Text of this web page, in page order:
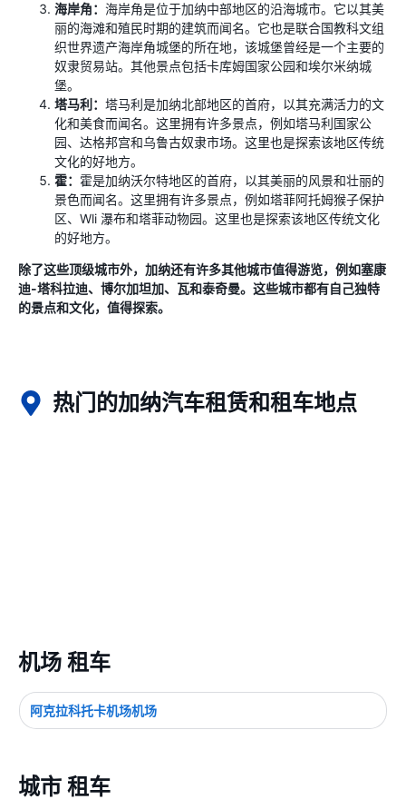
海岸角： 海岸角是位于加纳中部地区的沿海城市。它以其美
丽的海滩和殖民时期的建筑而闻名。它也是联合国教科文组
织世界遗产海岸角城堡的所在地，该城堡曾经是一个主要的
奴隶贸易站。其他景点包括卡库姆国家公园和埃尔米纳城
堡。
塔马利： 塔马利是加纳北部地区的首府，以其充满活力的文
化和美食而闻名。这里拥有许多景点，例如塔马利国家公
园、达格邦宫和乌鲁古奴隶市场。这里也是探索该地区传统
文化的好地方。
霍： 霍是加纳沃尔特地区的首府，以其美丽的风景和壮丽的
景色而闻名。这里拥有许多景点，例如塔菲阿托姆猴子保护
区、Wli 瀑布和塔菲动物园。这里也是探索该地区传统文化
的好地方。
除了这些顶级城市外，加纳还有许多其他城市值得游览，例如塞康
迪-塔科拉迪、博尔加坦加、瓦和泰奇曼。这些城市都有自己独特
的景点和文化，值得探索。
热门的加纳汽车租赁和租车地点
机场 租车
阿克拉科托卡机场机场
城市 租车